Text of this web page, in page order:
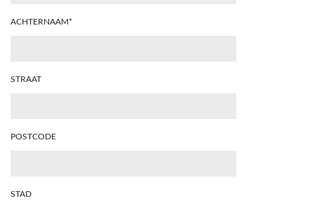
ACHTERNAAM*
STRAAT
POSTCODE
STAD